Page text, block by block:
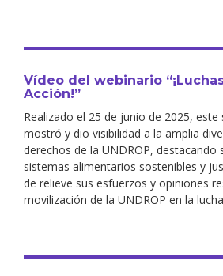
Vídeo del webinario
Acción!”
Realizado el 25 de junio de 2025,
mostró y dio visibilidad a la amplia
derechos de la UNDROP, destacando
sistemas alimentarios sostenibles y
de relieve sus esfuerzos y opiniones
movilización de la UNDROP en la